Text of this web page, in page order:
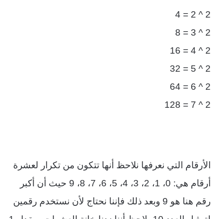
2 ^ 2 = 4
2 ^ 3 = 8
2 ^ 4 = 16
2 ^ 5 = 32
2 ^ 6 = 64
2 ^ 7 = 128
الأرقام التي نعرفها نلاحظ أنها تتكون من تكرار لعشرة
أرقام هي: 0، 1، 2، 3، 4، 5، 6، 7، 8، 9 حيث أن أكبر
رقم هنا هو 9 وبعد ذلك فإننا نحتاج ﻷن نستخدم رقمين